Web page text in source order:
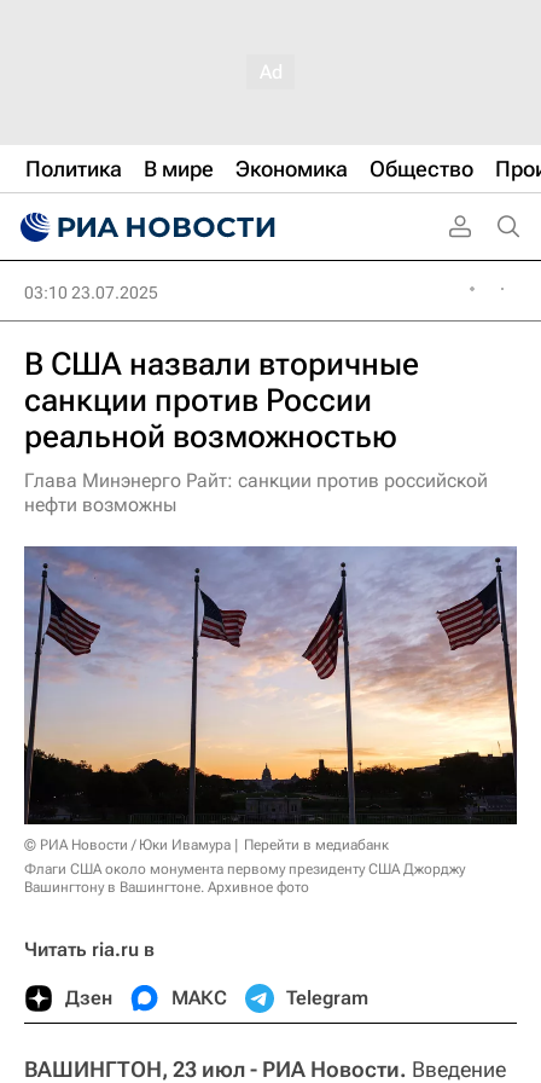
Политика В мире Экономика Общество
03:10 23.07.2025
В США назвали вторичные
санкции против России
реальной возможностью
Глава Минэнерго Райт: санкции против российской
нефти возможны
© РИА Новости / Юки Ивамура
Перейти в медиабанк
Флаги США около монумента первому президенту США Джорджу
Вашингтону в Вашингтоне. Архивное фото
Читать ria.ru в
Дзен МАКС Telegram
ВАШИНГТОН, 23 июл - РИА Новости. Введение